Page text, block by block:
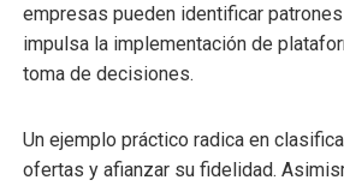
empresas pueden identificar
impulsa la implementación de
toma de decisiones.
Un ejemplo práctico radica en
ofertas y afianzar su fidelidad.